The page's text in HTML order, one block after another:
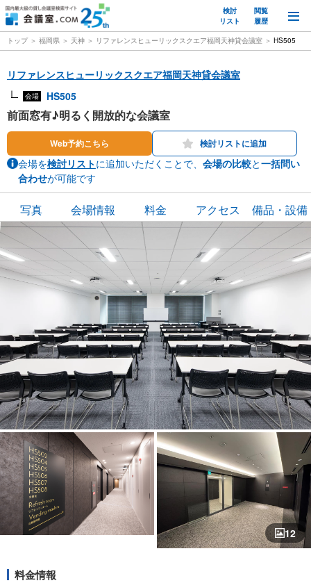
検討
リスト
閲覧
履歴
トップ 福岡県 天神 リファレンスヒューリックスクエア福岡天神貸会議室 HS505
リファレンスヒューリックスクエア福岡天神貸会議室
会場 HS505
前面窓有♪明るく開放的な会議室
Web予約こちら 検討リストに追加
会場を検討リストに追加いただくことで、 会場の比較と一括問い
合わせが可能です
写真 会場情報 料金 アクセス 備品・設備
12
料金情報